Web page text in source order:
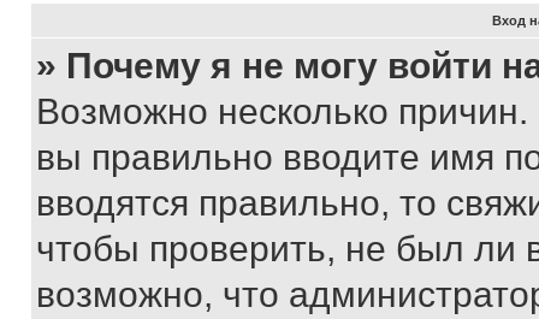
Вход
» Почему я не могу войти
Возможно несколько
вы правильно вводите имя
вводятся правильно, то
чтобы проверить, не был ли
возможно, что